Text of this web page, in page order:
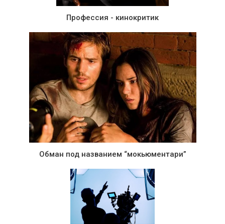
Профессия - кинокритик
Обман под названием “мокьюментари”